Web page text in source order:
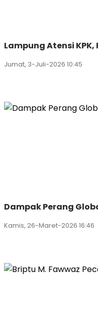
Lampung Atensi
Jumat, 3-Juli-2026 10:45
Dampak Perang
Kamis, 26-Maret-2026 16:46